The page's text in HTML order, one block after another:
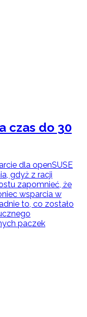
czas do 30
dla openSUSE
gdyż z racji
zapomnieć, że
wsparcia w
to, co zostało
paczek